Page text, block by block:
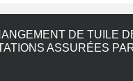
DE TUILE
ASSURÉES